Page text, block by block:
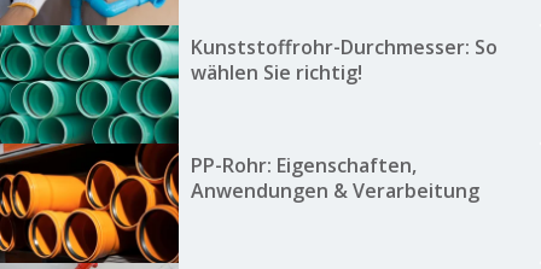
Kunststoffrohr-Durchmesser: So
wählen Sie richtig!
PP-Rohr: Eigenschaften,
Anwendungen & Verarbeitung